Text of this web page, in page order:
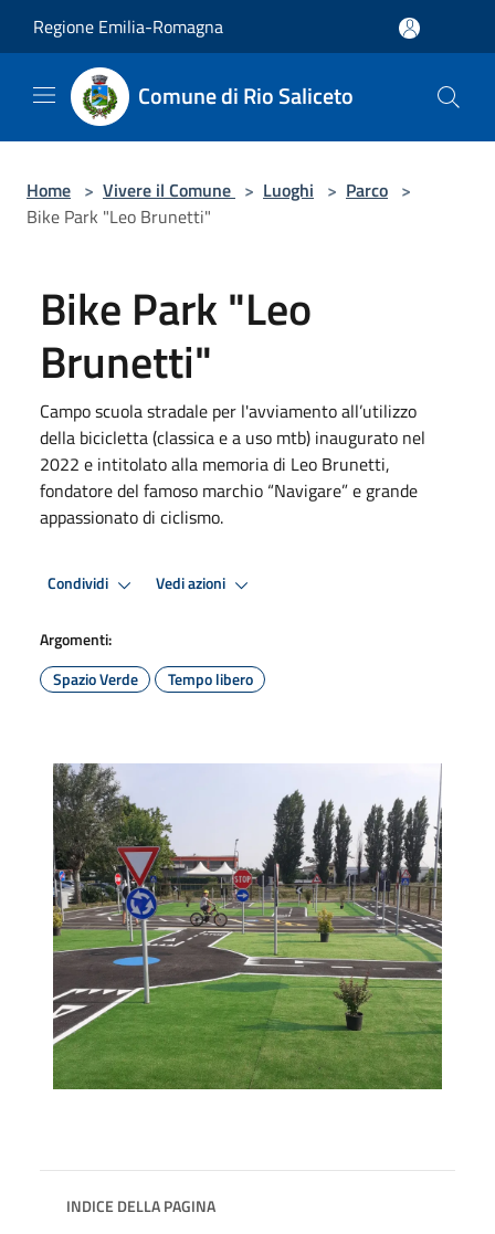
Regione Emilia-Romagna
Comune di Rio Saliceto
Home > Vivere il Comune > Luoghi > Parco >
Bike Park "Leo Brunetti"
Bike Park "Leo
Brunetti"
Campo scuola stradale per l'avviamento all’utilizzo
della bicicletta (classica e a uso mtb) inaugurato nel
2022 e intitolato alla memoria di Leo Brunetti,
fondatore del famoso marchio “Navigare” e grande
appassionato di ciclismo.
Condividi Vedi azioni
Argomenti:
Spazio Verde
Tempo libero
INDICE DELLA PAGINA